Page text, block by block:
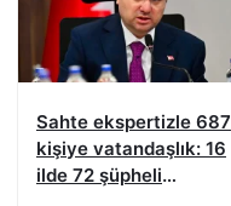
Sahte ekspertizle 687
kişiye vatandaşlık: 16
ilde 72 şüpheli